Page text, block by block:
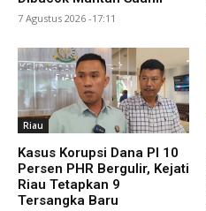
7 Agustus 2026 -17:11
Riau
Kasus Korupsi Dana PI 10
Persen PHR Bergulir, Kejati
Riau Tetapkan 9
Tersangka Baru